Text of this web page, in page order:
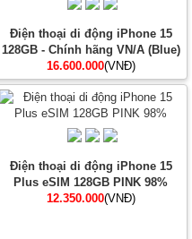
Điện thoại di động iPhone 15
128GB - Chính hãng VN/A (Blue)
16.600.000(VNĐ)
Điện thoại di động iPhone 15
Plus eSIM 128GB PINK 98%
12.350.000(VNĐ)